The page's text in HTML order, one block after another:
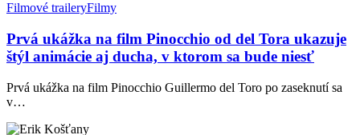
Filmové traileryFilmy
Prvá ukážka na film Pinocchio od del Tora ukazuje
štýl animácie aj ducha, v ktorom sa bude niesť
Prvá ukážka na film Pinocchio Guillermo del Toro po zaseknutí sa
v…